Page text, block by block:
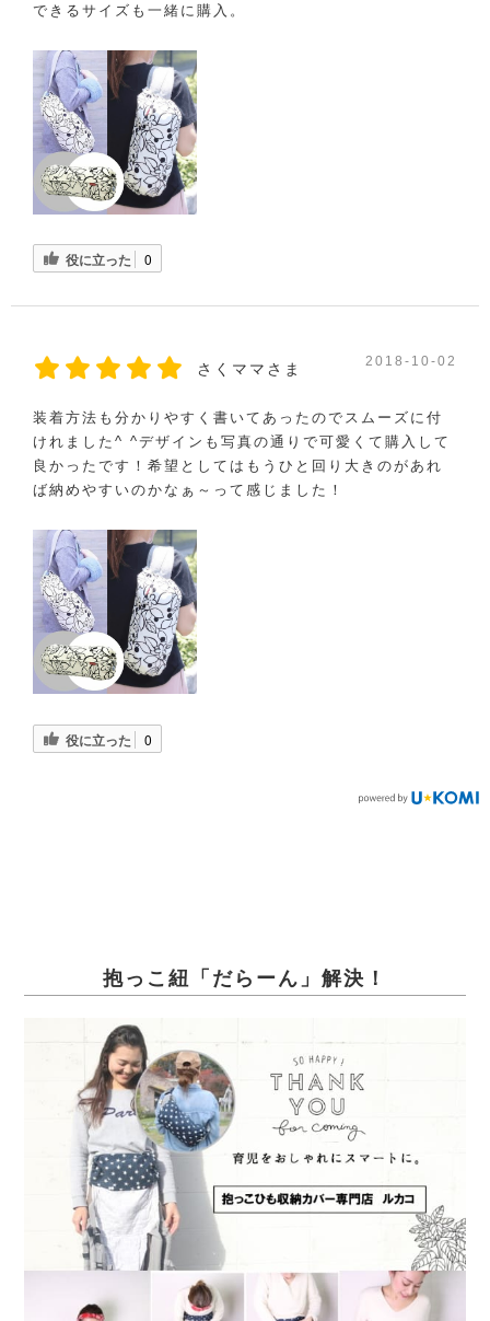
できるサイズも一緒に購入。
役に立った 0
さくママさま 2018-10-02
装着方法も分かりやすく書いてあったのでスムーズに付
けれました^ ^デザインも写真の通りで可愛くて購入して
良かったです！希望としてはもうひと回り大きのがあれ
ば納めやすいのかなぁ～って感じました！
役に立った 0
抱っこ紐「だらーん」解決！